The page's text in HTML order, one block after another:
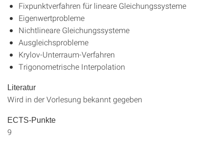
Fixpunktverfahren für lineare Gleichungssysteme
Eigenwertprobleme
Nichtlineare Gleichungssysteme
Ausgleichsprobleme
Krylov-Unterraum-Verfahren
Trigonometrische Interpolation
Literatur
Wird in der Vorlesung bekannt gegeben
ECTS-Punkte
9